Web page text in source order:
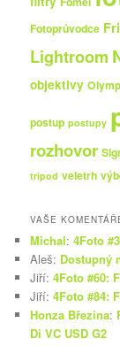
Fotoprůvodce
Lightroom
objektivy
postup postupy
rozhovor
tripod veletrh
VAŠE
Michal:4Foto
Aleš: Dostupný
Jiří:4Foto #60:
Jiří:4Foto #84:
Honza Březina:
Di VC USD G2